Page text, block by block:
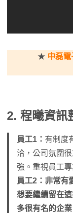
★ 中磊電
2. 程曦資訊
員工1： 有制度
洽，公司氛圍
強。重視員工
員工2：非常有
想要繼續留在
多很有名的企